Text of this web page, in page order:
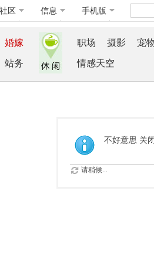
社区 信息 手机版
婚嫁
站务
职场 摄影 宠
情感天空
不好意思 关
请稍候...